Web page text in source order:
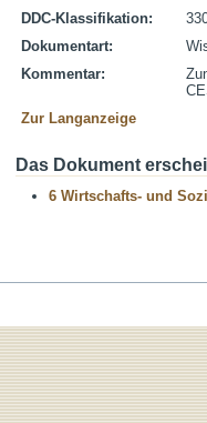
DDC-Klassifikation:
Dokumentart:
Kommentar:
Zur Langanzeige
Das Dokument
6 Wirtschafts- und